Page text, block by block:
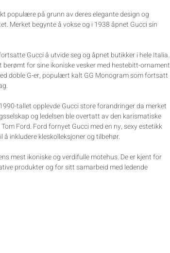
populære på grunn av deres elegante design og
Merket begynte å vokse og i 1938 åpnet Gucci sin
Gucci å utvide seg og åpnet butikker i hele Italia.
berømt for sine ikoniske vesker med hestebitt-ornament
doble G-er, populært kalt GG Monogram som fortsatt
tallet opplevde Gucci store forandringer da merket
og ledelsen ble overtatt av den karismatiske
Ford. Ford fornyet Gucci med en ny, sexy estetikk
å inkludere kleskolleksjoner og tilbehør.
mest ikoniske og verdifulle motehus. De er kjent for
produkter og for sitt samarbeid med ledende